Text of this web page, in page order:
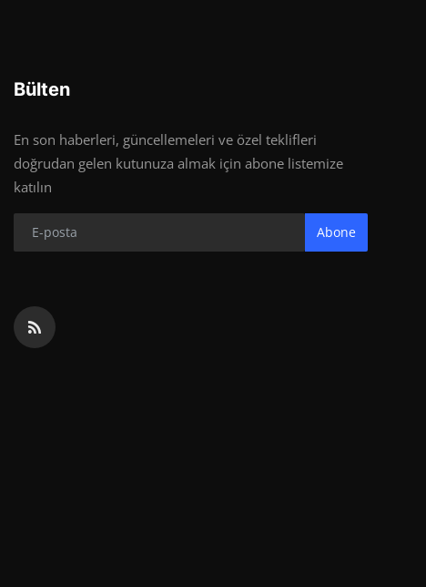
Bülten
En son haberleri, güncellemeleri ve özel teklifleri
doğrudan gelen kutunuza almak için abone listemize
katılın
Abone